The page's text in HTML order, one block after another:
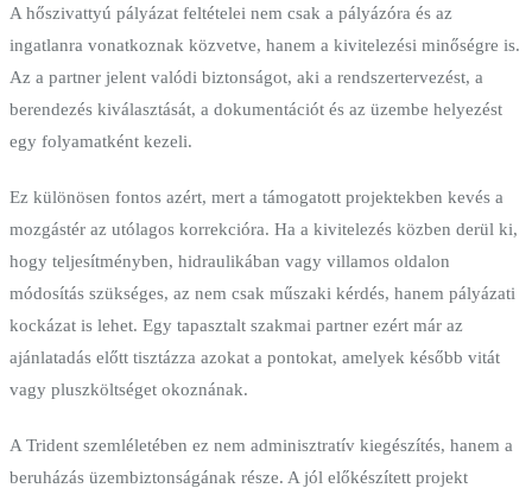
A hőszivattyú pályázat feltételei nem csak a pályázóra és az
ingatlanra vonatkoznak közvetve, hanem a kivitelezési minőségre is.
Az a partner jelent valódi biztonságot, aki a rendszertervezést, a
berendezés kiválasztását, a dokumentációt és az üzembe helyezést
egy folyamatként kezeli.
Ez különösen fontos azért, mert a támogatott projektekben kevés a
mozgástér az utólagos korrekcióra. Ha a kivitelezés közben derül ki,
hogy teljesítményben, hidraulikában vagy villamos oldalon
módosítás szükséges, az nem csak műszaki kérdés, hanem pályázati
kockázat is lehet. Egy tapasztalt szakmai partner ezért már az
ajánlatadás előtt tisztázza azokat a pontokat, amelyek később vitát
vagy pluszköltséget okoznának.
A Trident szemléletében ez nem adminisztratív kiegészítés, hanem a
beruházás üzembiztonságának része. A jól előkészített projekt